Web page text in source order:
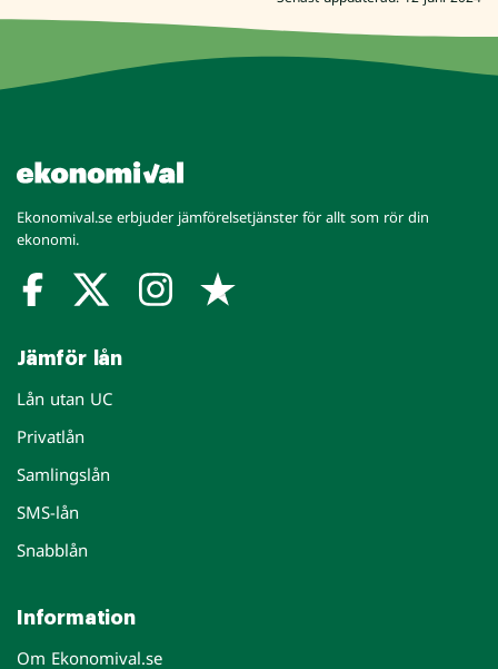
Ekonomival.se erbjuder jämförelsetjänster för allt som rör din
ekonomi.
Jämför lån
Lån utan UC
Privatlån
Samlingslån
SMS-lån
Snabblån
Information
Om Ekonomival.se